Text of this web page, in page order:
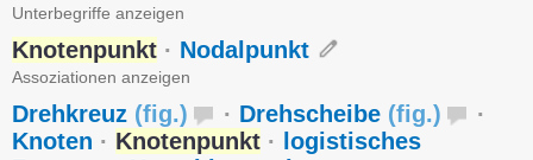
Unterbegriffe anzeigen
Knotenpunkt · Nodalpunkt
Assoziationen anzeigen
Drehkreuz (fig.) · Drehscheibe (fig.)
·
Knoten · Knotenpunkt ·
logistisches